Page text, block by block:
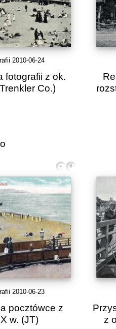
2010-06-24
fotografii z ok.
Co.)
2010-06-23
pocztówce z
w. (JT)
z